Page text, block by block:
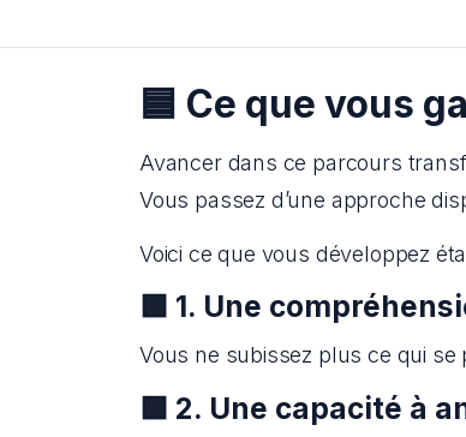
🟦 Ce que vous
Avancer dans ce parcours
Vous passez d’une approche
Voici ce que vous développez
🟩 1. Une
Vous ne subissez plus ce qui
🟩 2. Une capacité à